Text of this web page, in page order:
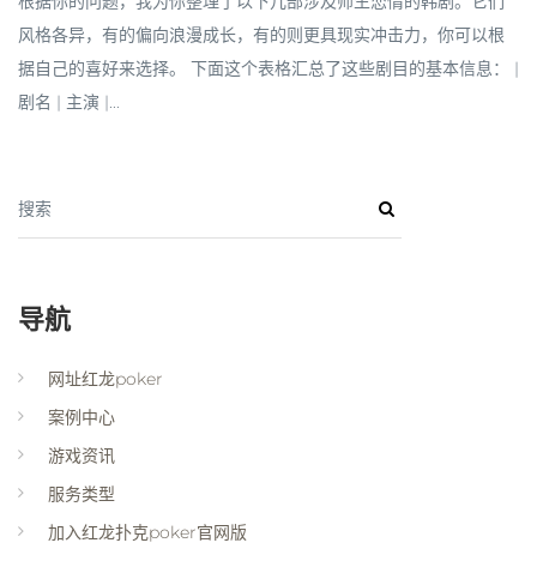
风格各异，有的偏向浪漫成长，有的则更具现实冲击力，你可以根
据自己的喜好来选择。 下面这个表格汇总了这些剧目的基本信息： |
剧名 | 主演 |...
搜索
导航
网址红龙poker
案例中心
游戏资讯
服务类型
加入红龙扑克poker官网版